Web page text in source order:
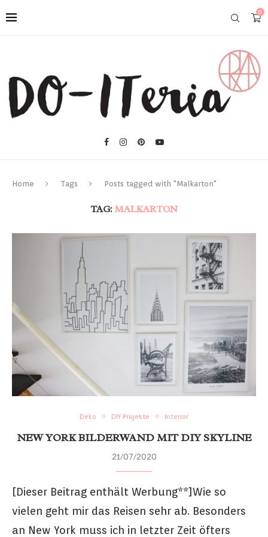
0
Home Tags Posts tagged with "Malkarton"
TAG: MALKARTON
Deko DIY Projekte Interior
NEW YORK BILDERWAND MIT DIY SKYLINE
21/07/2020
[Dieser Beitrag enthält Werbung**]Wie so
vielen geht mir das Reisen sehr ab. Besonders
an New York muss ich in letzter Zeit öfters